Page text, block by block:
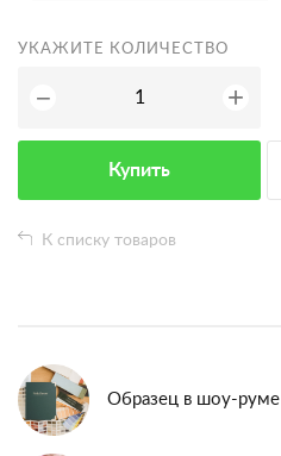
УКАЖИТЕ КОЛИЧЕСТВО
− +
Купить
К списку товаров
Образец в шоу-руме